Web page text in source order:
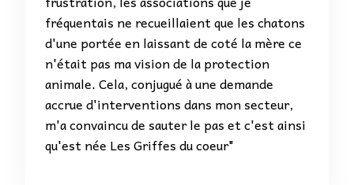
fréquentais ne recueillaient que les chatons
d'une portée en laissant de coté la mère ce
n'était pas ma vision de la protection
animale. Cela, conjugué à une demande
accrue d'interventions dans mon secteur,
m'a convaincu de sauter le pas et c'est ainsi
qu'est née Les Griffes du coeur"